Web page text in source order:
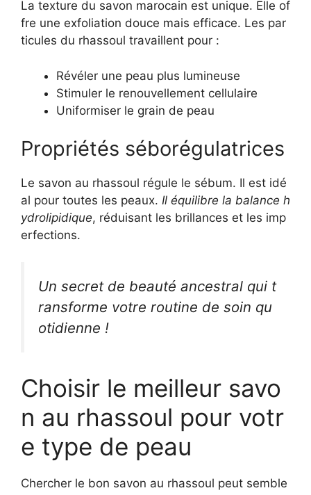
La texture du savon marocain est unique. Elle of
fre une exfoliation douce mais efficace. Les par
ticules du rhassoul travaillent pour :
Révéler une peau plus lumineuse
Stimuler le renouvellement cellulaire
Uniformiser le grain de peau
Propriétés séborégulatrices
Le savon au rhassoul régule le sébum. Il est idé
al pour toutes les peaux. Il équilibre la balance h
ydrolipidique, réduisant les brillances et les imp
erfections.
Un secret de beauté ancestral qui t
ransforme votre routine de soin qu
otidienne !
Choisir le meilleur savo
n au rhassoul pour votr
e type de peau
Chercher le bon savon au rhassoul peut semble